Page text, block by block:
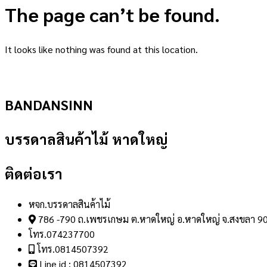
The page can’t be found.
It looks like nothing was found at this location.
BANDANSINN
บรรดาลสินค้าไม้ หาดใหญ่
ติดต่อเรา
หจก.บรรดาลสินค้าไม้
786 -790 ถ.เพชรเกษม ต.หาดใหญ่ อ.หาดใหญ่ จ.สงขลา
โทร.074237700
โทร.0814507392
Line id : 0814507392